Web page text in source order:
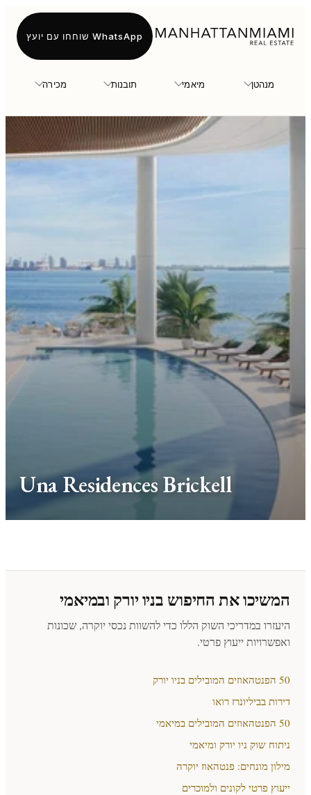
מנהטן מיאמי תובנות מכירה
WhatsApp שוחחו עם יועץ
Una Residences Brickell
המשיכו את החיפוש בניו יורק ובמיאמי
היעזרו במדריכי השוק הללו כדי להשוות נכסי יוקרה, שכונות
ואפשרויות ייעוץ פרטי.
50 הפנטהאוזים המובילים בניו יורק
דירות בביליונרז רואו
50 הפנטהאוזים המובילים במיאמי
ניתוח שוק ניו יורק ומיאמי
מילון מונחים: פנטהאוז יוקרה
ייעוץ פרטי לקונים ולמוכרים